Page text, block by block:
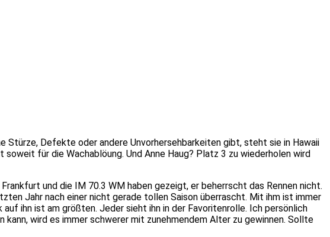
Stürze, Defekte oder andere Unvorhersehbarkeiten gibt, steht sie in Hawaii
für die Wachablöung. Und Anne Haug? Platz 3 zu wiederholen wird
und die IM 70.3 WM haben gezeigt, er beherrscht das Rennen nicht.
Jahr nach einer nicht gerade tollen Saison überrascht. Mit ihm ist immer
ihn ist am größten. Jeder sieht ihn in der Favoritenrolle. Ich persönlich
wird es immer schwerer mit zunehmendem Alter zu gewinnen. Sollte